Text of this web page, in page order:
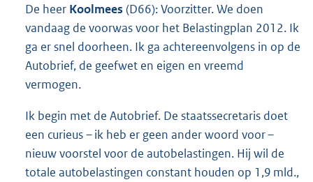
De heer Koolmees (D66): Voorzitter. We doen
vandaag de voorwas voor het Belastingplan 2012. Ik
ga er snel doorheen. Ik ga achtereenvolgens in op de
Autobrief, de geefwet en eigen en vreemd
vermogen.
Ik begin met de Autobrief. De staatssecretaris doet
een curieus – ik heb er geen ander woord voor –
nieuw voorstel voor de autobelastingen. Hij wil de
totale autobelastingen constant houden op 1,9 mld.,